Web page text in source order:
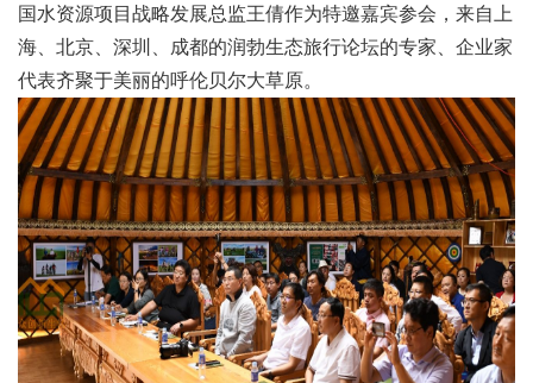
国水资源项目战略发展总监王倩作为特邀嘉宾参会，来自上
海、北京、深圳、成都的润勃生态旅行论坛的专家、企业家
代表齐聚于美丽的呼伦贝尔大草原。